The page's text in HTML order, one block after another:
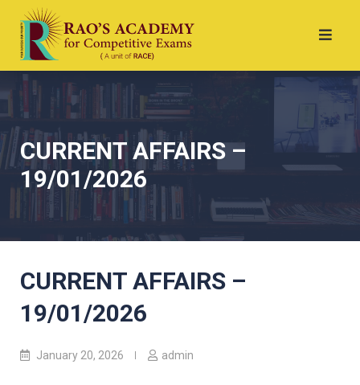
CURRENT AFFAIRS –
19/01/2026
CURRENT AFFAIRS –
19/01/2026
January 20, 2026 admin